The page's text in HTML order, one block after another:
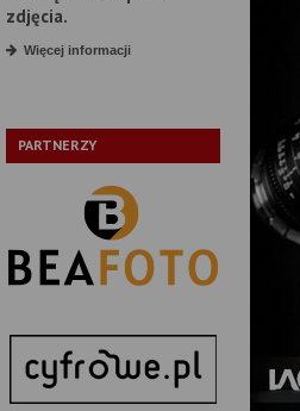
zdjęcia.
Więcej informacji
PARTNERZY